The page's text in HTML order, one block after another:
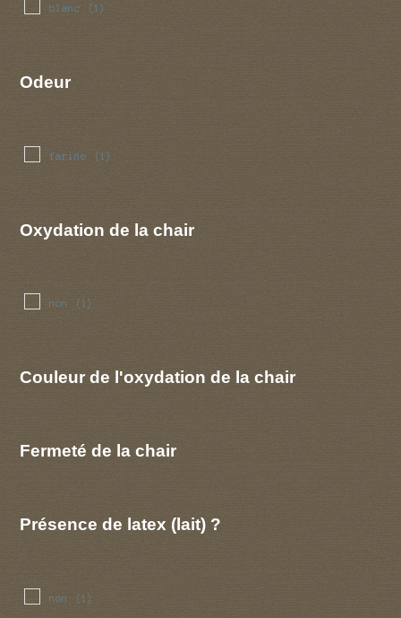
blanc (1)
Odeur
farine (1)
Oxydation de la chair
non (1)
Couleur de l'oxydation de la chair
Fermeté de la chair
Présence de latex (lait) ?
non (1)